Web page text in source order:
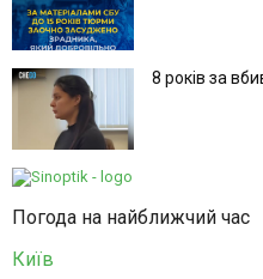
8 років за
Погода на найближчий час
Київ